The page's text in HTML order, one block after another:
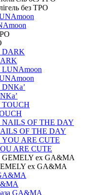
без TPO
OF THE DAY
ARE CUTE
ex GA&MA